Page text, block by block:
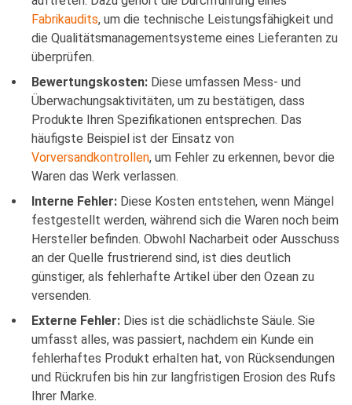
Fabrikaudits, um die technische Leistungsfähigkeit und
die Qualitätsmanagementsysteme eines Lieferanten zu
überprüfen.
Bewertungskosten: Diese umfassen Mess- und
Überwachungsaktivitäten, um zu bestätigen, dass
Produkte Ihren Spezifikationen entsprechen. Das
häufigste Beispiel ist der Einsatz von
Vorversandkontrollen, um Fehler zu erkennen, bevor die
Waren das Werk verlassen.
Interne Fehler: Diese Kosten entstehen, wenn Mängel
festgestellt werden, während sich die Waren noch beim
Hersteller befinden. Obwohl Nacharbeit oder Ausschuss
an der Quelle frustrierend sind, ist dies deutlich
günstiger, als fehlerhafte Artikel über den Ozean zu
versenden.
Externe Fehler: Dies ist die schädlichste Säule. Sie
umfasst alles, was passiert, nachdem ein Kunde ein
fehlerhaftes Produkt erhalten hat, von Rücksendungen
und Rückrufen bis hin zur langfristigen Erosion des Rufs
Ihrer Marke.